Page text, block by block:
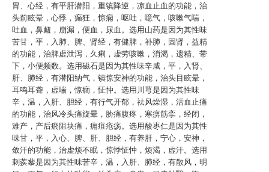
胃、心经，有平肝潜阳，重镇降逆，凉血止血的功能，治
头前眩晕，心悸，癫狂，惊痫，呕吐，噫气，咳嗽气喘，
吐血，鼻衄，崩漏，便血，尿血。选用山药是因为其性味
苦甘，平，入肺、脾、肾经，有健脾，补肺，固肾，益精
的功能，治脾虚泄泻，久痢，虚劳咳嗽，消渴，遗精、带
下，小便频数。选用磁石是因为其性味辛咸，平，入肾、
肝、肺经，有潜阳纳气，镇惊安神的功能，治头目眩晕，
耳鸣耳聋，虚喘，惊癎，怔忡。选用川芎是因为其性味
辛，温，入肝、胆经，有行气开郁，祛风燥湿，活血止痛
的功能，治风冷头痛旋晕，胁痛腹疼，寒痹筋挛，经闭，
难产，产后瘀阻块痛，痈疽疮疡。选用酸枣仁是因为其性
味甘，平，入心、脾、肝、胆经，有养肝，宁心，安神，
敛汗的功能，治虚烦不眠，惊悸怔忡，烦渴，虚汗。选用
刺蒺藜是因为其性味苦辛，温，入肝、肺经，有散风，明